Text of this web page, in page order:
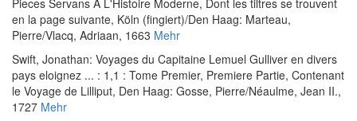
en la page suivante, Köln (fingiert)/Den Haag: Marteau,
Pierre/Vlacq, Adriaan, 1663 Mehr
Swift, Jonathan: Voyages du Capitaine Lemuel Gulliver en divers
pays eloignez ... : 1,1 : Tome Premier, Premiere Partie, Contenant
le Voyage de Lilliput, Den Haag: Gosse, Pierre/Néaulme, Jean II.,
1727 Mehr